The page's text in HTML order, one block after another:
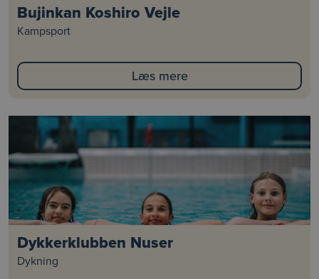
Bujinkan Koshiro Vejle
Kampsport
Læs mere
Dykkerklubben Nuser
Dykning